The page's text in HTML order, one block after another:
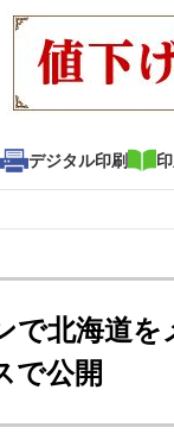
デジタル印刷
動画コンテンツ
デジタル印刷
北海道を
で公開